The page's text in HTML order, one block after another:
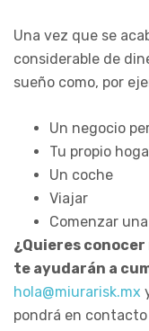
Una vez que se
considerable de
sueño como, por
Un negocio
Tu propio
Un coche
Viajar
Comenzar
¿Quieres conocer
te ayudarán a
hola@miurarisk.mx
pondrá en